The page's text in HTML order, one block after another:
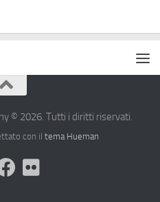
© 2026. Tutti i diritti riservati.
con il tema Hueman